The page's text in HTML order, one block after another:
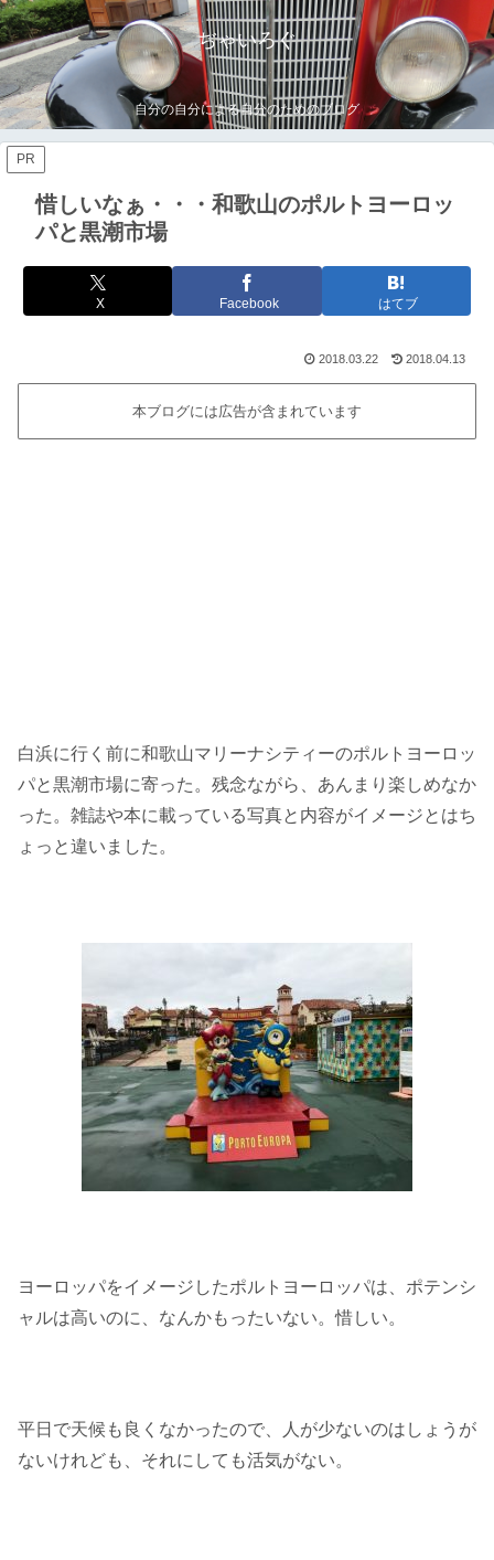
ぢゃいろぐ
自分の自分による自分のためのブログ
PR
惜しいなぁ・・・和歌山のポルトヨーロッ
パと黒潮市場
X Facebook はてブ
2018.03.22 2018.04.13
本ブログには広告が含まれています
白浜に行く前に和歌山マリーナシティーのポルトヨーロッ
パと黒潮市場に寄った。残念ながら、あんまり楽しめなか
った。雑誌や本に載っている写真と内容がイメージとはち
ょっと違いました。
ヨーロッパをイメージしたポルトヨーロッパは、ポテンシ
ャルは高いのに、なんかもったいない。惜しい。
平日で天候も良くなかったので、人が少ないのはしょうが
ないけれども、それにしても活気がない。